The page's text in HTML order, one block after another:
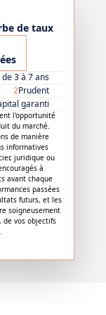
de taux
de 3 à 7 ans
2Prudent
garanti
l'opportunité
du marché.
de manière
informatives
juridique ou
à
avant chaque
passées
futurs, et les
soigneusement
de vos objectifs